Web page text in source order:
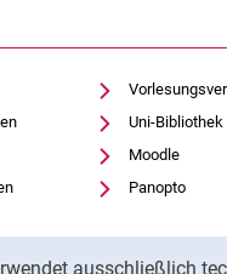
ausschließlich
Uni-Bibliothek
Moodle
Panopto